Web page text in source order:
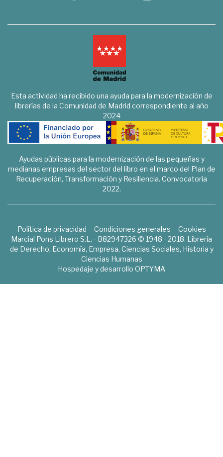
Esta actividad ha recibido una ayuda para la modernización de
librerías de la Comunidad de Madrid correspondiente al año
2024
Ayudas públicas para la modernización de las pequeñas y
medianas empresas del sector del libro en el marco del Plan de
Recuperación, Transformación y Resiliencia. Convocatoria
2022.
Política de privacidad Condiciones generales
Cookies
Marcial Pons Librero S.L. - B82947326 © 1948 - 2018. Librería
de Derecho, Economía, Empresa, Ciencias Sociales, Historia y
Ciencias Humanas
Hospedaje y desarrollo OPTYMA